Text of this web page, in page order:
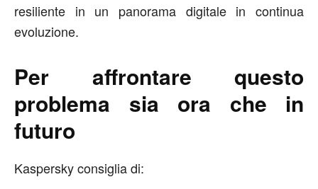
resiliente in un panorama digitale in continua
evoluzione.
Per affrontare questo
problema sia ora che in
futuro
Kaspersky consiglia di: